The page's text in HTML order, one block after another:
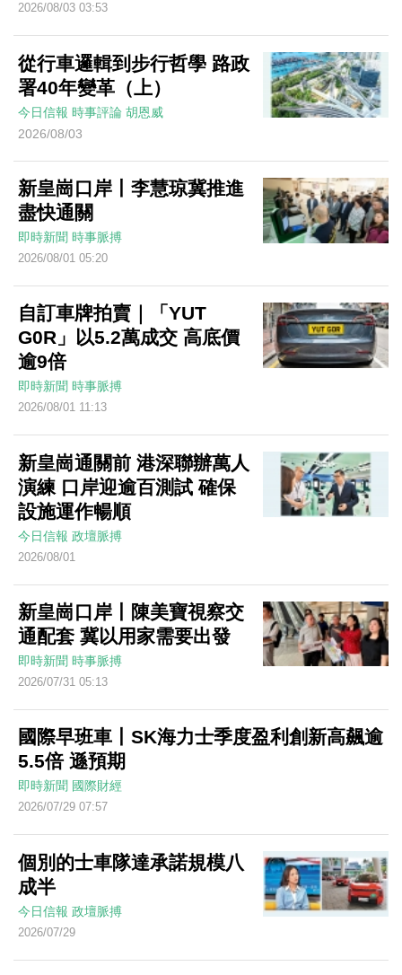
2026/08/03 03:53
從行車邏輯到步行哲學 路政
署40年變革（上）
今日信報 時事評論 胡恩威
2026/08/03
新皇崗口岸丨李慧琼冀推進
盡快通關
即時新聞 時事脈搏
2026/08/01 05:20
自訂車牌拍賣｜「YUT
G0R」以5.2萬成交 高底價
逾9倍
即時新聞 時事脈搏
2026/08/01 11:13
新皇崗通關前 港深聯辦萬人
演練 口岸迎逾百測試 確保
設施運作暢順
今日信報 政壇脈搏
2026/08/01
新皇崗口岸丨陳美寶視察交
通配套 冀以用家需要出發
即時新聞 時事脈搏
2026/07/31 05:13
國際早班車丨SK海力士季度盈利創新高飆逾
5.5倍 遜預期
即時新聞 國際財經
2026/07/29 07:57
個別的士車隊達承諾規模八
成半
今日信報 政壇脈搏
2026/07/29